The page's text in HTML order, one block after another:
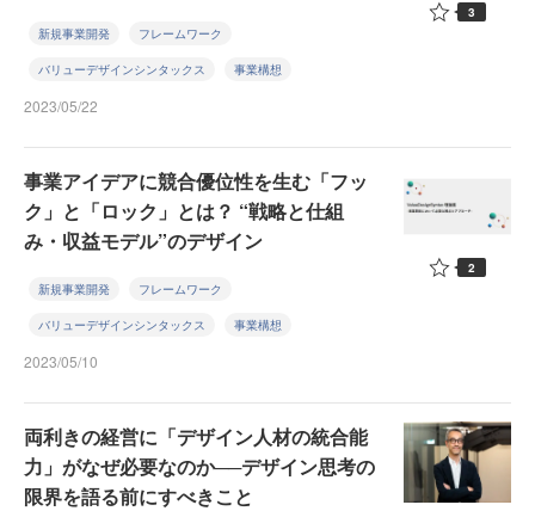
新規事業開発 フレームワーク
バリューデザインシンタックス 事業構想
2023/05/22
3
事業アイデアに競合優位性を生む「フッ
ク」と「ロック」とは？ “戦略と仕組
み・収益モデル”のデザイン
新規事業開発 フレームワーク
バリューデザインシンタックス 事業構想
2023/05/10
2
両利きの経営に「デザイン人材の統合能
力」がなぜ必要なのか──デザイン思考の
限界を語る前にすべきこと